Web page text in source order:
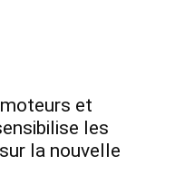
et
les
la nouvelle